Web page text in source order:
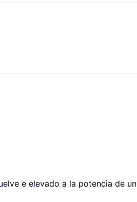
e elevado a la potencia de un